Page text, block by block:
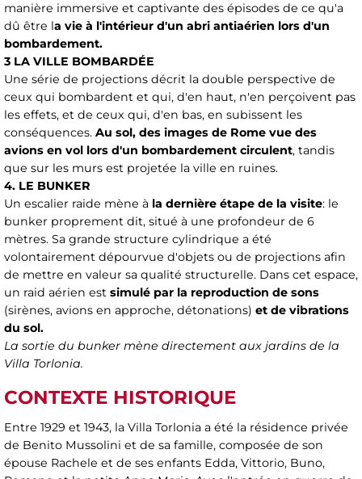
manière immersive et captivante des épisodes de ce qu'a
dû être la vie à l'intérieur d'un abri antiaérien lors d'un
bombardement.
3 LA VILLE BOMBARDÉE
Une série de projections décrit la double perspective de
ceux qui bombardent et qui, d'en haut, n'en perçoivent pas
les effets, et de ceux qui, d'en bas, en subissent les
conséquences. Au sol, des images de Rome vue des
avions en vol lors d'un bombardement circulent, tandis
que sur les murs est projetée la ville en ruines.
4. LE BUNKER
Un escalier raide mène à la dernière étape de la visite: le
bunker proprement dit, situé à une profondeur de 6
mètres. Sa grande structure cylindrique a été
volontairement dépourvue d'objets ou de projections afin
de mettre en valeur sa qualité structurelle. Dans cet espace,
un raid aérien est simulé par la reproduction de sons
(sirènes, avions en approche, détonations) et de vibrations
du sol.
La sortie du bunker mène directement aux jardins de la
Villa Torlonia.
CONTEXTE HISTORIQUE
Entre 1929 et 1943, la Villa Torlonia a été la résidence privée
de Benito Mussolini et de sa famille, composée de son
épouse Rachele et de ses enfants Edda, Vittorio, Buno,